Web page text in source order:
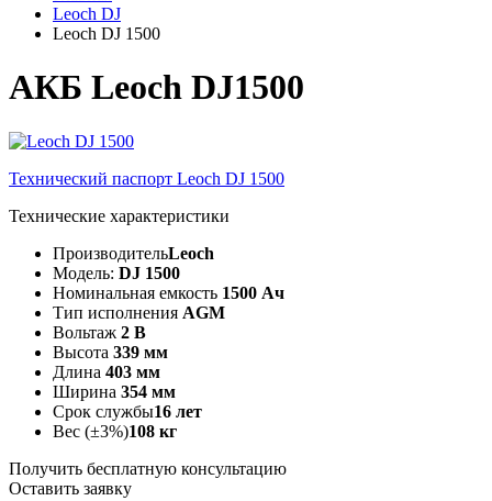
Leoch DJ
Leoch DJ 1500
АКБ Leoch DJ1500
Технический паспорт Leoch DJ 1500
Технические характеристики
ПроизводительLeoch
Модель: DJ 1500
Номинальная емкость 1500 Ач
Тип исполнения AGM
Вольтаж 2 В
Высота 339 мм
Длина 403 мм
Ширина 354 мм
Срок службы16 лет
Вес (±3%)108 кг
Получить бесплатную консультацию
Оставить заявку